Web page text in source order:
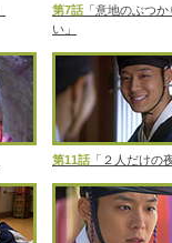
第7話 「意地のぶつ
い」
第11話 「２人だけの